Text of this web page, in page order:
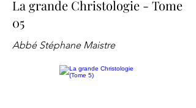
La grande Christologie - Tome
05
Abbé Stéphane Maistre